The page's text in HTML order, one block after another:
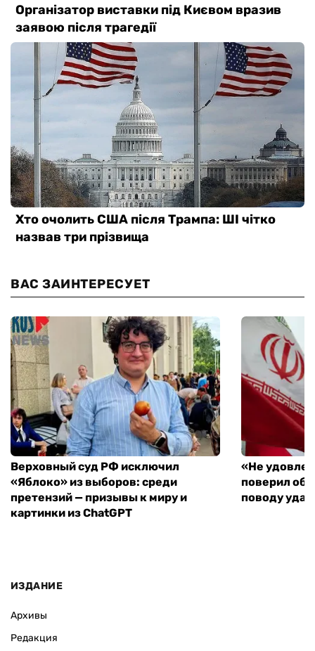
ВАС ЗАИНТЕРЕСУЕТ
Верховный суд РФ исключил
«Яблоко» из выборов: среди
претензий — призывы к миру и
картинки из ChatGPT
«Не
поверил
поводу
ИЗДАНИЕ
Архивы
Редакция